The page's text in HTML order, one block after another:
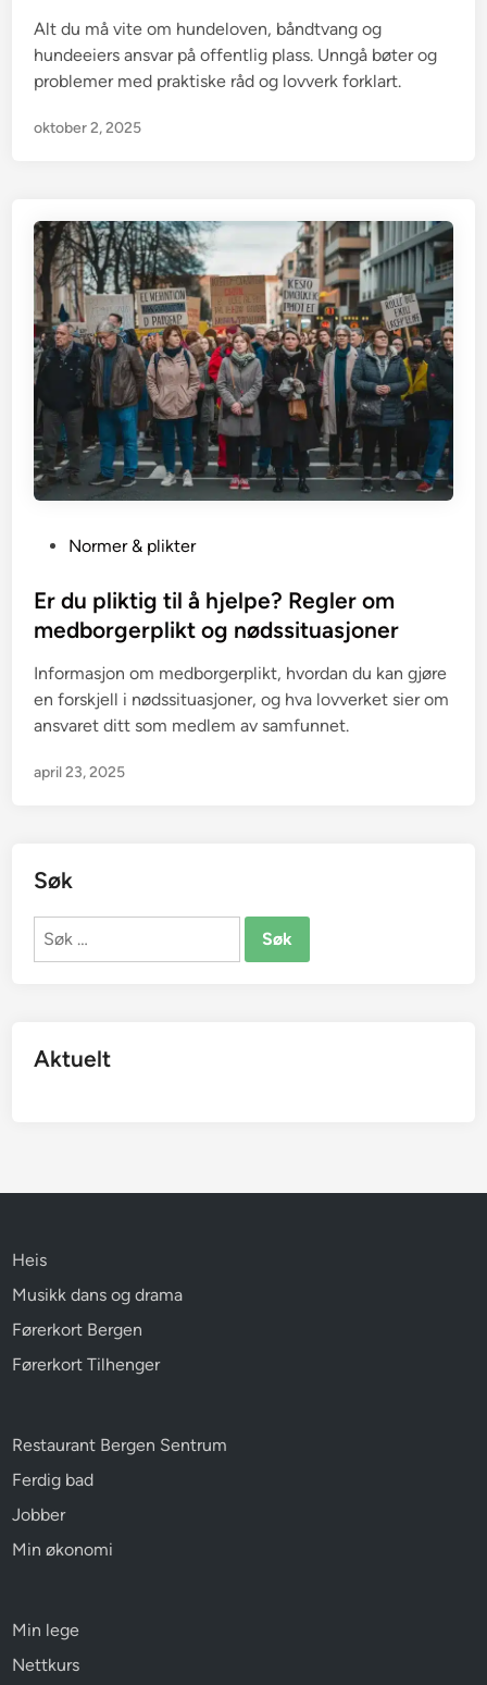
i
n
Alt du må vite om hundeloven, båndtvang og
hundeeiers ansvar på offentlig plass. Unngå bøter og
problemer med praktiske råd og lovverk forklart.
oktober 2, 2025
s
t
d
i
n
Normer & plikter
Er du pliktig til å hjelpe? Regler om
medborgerplikt og nødssituasjoner
Informasjon om medborgerplikt, hvordan du kan gjøre
en forskjell i nødssituasjoner, og hva lovverket sier om
ansvaret ditt som medlem av samfunnet.
april 23, 2025
Søk
Søk
Aktuelt
Heis
Musikk dans og drama
Førerkort Bergen
Førerkort Tilhenger
Restaurant Bergen Sentrum
Ferdig bad
Jobber
Min økonomi
Min lege
Nettkurs